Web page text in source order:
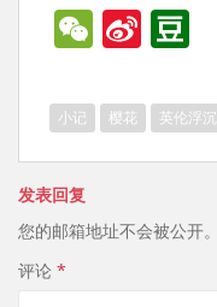
W
C
h
Si
a
W
b
u
b
n
小记 樱花 英伦浮沉
发表回复
您的邮箱地址不会被公开。
评论 *